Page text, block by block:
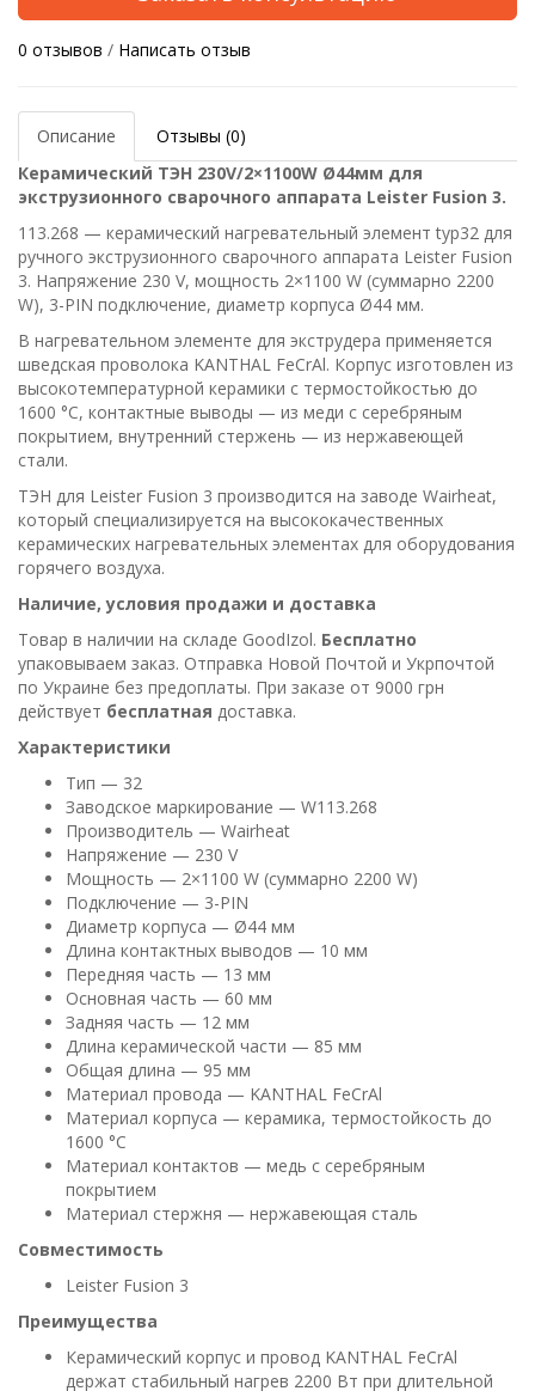
0 отзывов / Написать отзыв
Описание
Отзывы (0)
Керамический ТЭН 230V/2×1100W Ø44мм для
экструзионного сварочного аппарата Leister Fusion 3.
113.268 — керамический нагревательный элемент typ32 для
ручного экструзионного сварочного аппарата Leister Fusion
3. Напряжение 230 V, мощность 2×1100 W (суммарно 2200
W), 3-PIN подключение, диаметр корпуса Ø44 мм.
В нагревательном элементе для экструдера применяется
шведская проволока KANTHAL FeCrAl. Корпус изготовлен из
высокотемпературной керамики с термостойкостью до
1600 °C, контактные выводы — из меди с серебряным
покрытием, внутренний стержень — из нержавеющей
стали.
ТЭН для Leister Fusion 3 производится на заводе Wairheat,
который специализируется на высококачественных
керамических нагревательных элементах для оборудования
горячего воздуха.
Наличие, условия продажи и доставка
Товар в наличии на складе GoodIzol. Бесплатно
упаковываем заказ. Отправка Новой Почтой и Укрпочтой
по Украине без предоплаты. При заказе от 9000 грн
действует бесплатная доставка.
Характеристики
Тип — 32
Заводское маркирование — W113.268
Производитель — Wairheat
Напряжение — 230 V
Мощность — 2×1100 W (суммарно 2200 W)
Подключение — 3-PIN
Диаметр корпуса — Ø44 мм
Длина контактных выводов — 10 мм
Передняя часть — 13 мм
Основная часть — 60 мм
Задняя часть — 12 мм
Длина керамической части — 85 мм
Общая длина — 95 мм
Материал провода — KANTHAL FeCrAl
Материал корпуса — керамика, термостойкость до
1600 °C
Материал контактов — медь с серебряным
покрытием
Материал стержня — нержавеющая сталь
Совместимость
Leister Fusion 3
Преимущества
Керамический корпус и провод KANTHAL FeCrAl
держат стабильный нагрев 2200 Вт при длительной